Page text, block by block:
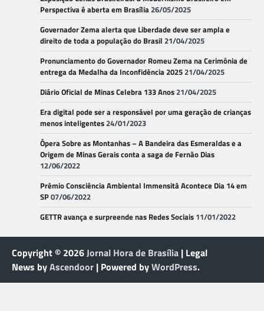
Perspectiva é aberta em Brasília26/05/2025
Governador Zema alerta que Liberdade deve ser ampla e
direito de toda a população do Brasil 21/04/2025
Pronunciamento do Governador Romeu Zema na Cerimônia de
entrega da Medalha da Inconfidência 202521/04/2025
Diário Oficial de Minas Celebra 133 Anos21/04/2025
Era digital pode ser a responsável por uma geração de crianças
menos inteligentes24/01/2023
Ópera Sobre as Montanhas – A Bandeira das Esmeraldas e a
Origem de Minas Gerais conta a saga de Fernão Dias
12/06/2022
Prêmio Consciência Ambiental Immensità Acontece Dia 14 em
SP07/06/2022
GETTR avança e surpreende nas Redes Sociais 11/01/2022
Copyright © 2026Jornal Hora de Brasília | Legal
News byAscendoor | Powered byWordPress.